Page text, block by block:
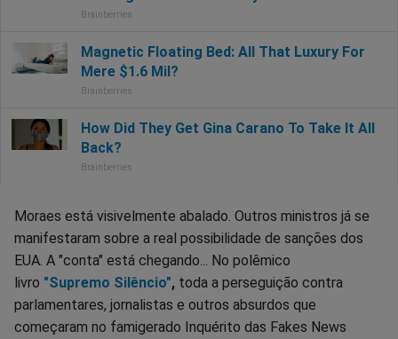
Moraes está visivelmente abalado. Outros ministros já se
manifestaram sobre a real possibilidade de sanções dos
EUA. A "conta" está chegando... No polêmico
livro "Supremo Silêncio", toda a perseguição contra
parlamentares, jornalistas e outros absurdos que
começaram no famigerado Inquérito das Fakes News